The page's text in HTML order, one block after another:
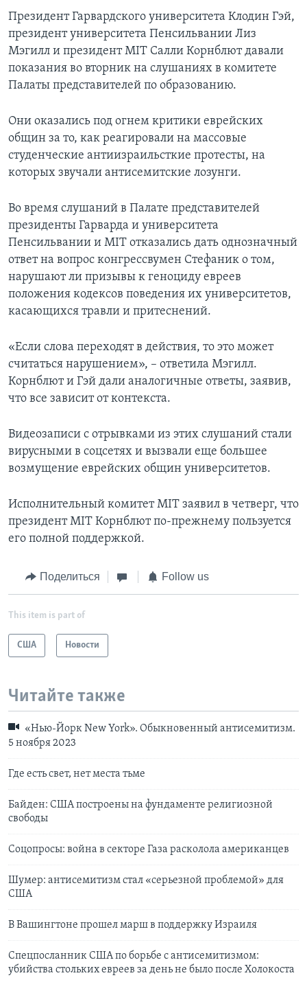
Президент Гарвардского университета Клодин Гэй,
президент университета Пенсильвании Лиз
Мэгилл и президент МIT Салли Корнблют давали
показания во вторник на слушаниях в комитете
Палаты представителей по образованию.
Они оказались под огнем критики еврейских
общин за то, как реагировали на массовые
студенческие антиизраильсткие протесты, на
которых звучали антисемитские лозунги.
Во время слушаний в Палате представителей
президенты Гарварда и университета
Пенсильвании и МIT отказались дать однозначный
ответ на вопрос конгрессвумен Стефаник о том,
нарушают ли призывы к геноциду евреев
положения кодексов поведения их университетов,
касающихся травли и притеснений.
«Если слова переходят в действия, то это может
считаться нарушением», – ответила Мэгилл.
Корнблют и Гэй дали аналогичные ответы, заявив,
что все зависит от контекста.
Видеозаписи с отрывками из этих слушаний стали
вирусными в соцсетях и вызвали еще большее
возмущение еврейских общин университетов.
Исполнительный комитет МIT заявил в четверг, что
президент МIT Корнблют по-прежнему пользуется
его полной поддержкой.
Поделиться Follow us
This item is part of
США Новости
Читайте также
«Нью-Йорк New York». Обыкновенный антисемитизм.
5 ноября 2023
Где есть свет, нет места тьме
Байден: США построены на фундаменте религиозной
свободы
Соцопросы: война в секторе Газа расколола американцев
Шумер: антисемитизм стал «серьезной проблемой» для
США
В Вашингтоне прошел марш в поддержку Израиля
Спецпосланник США по борьбе с антисемитизмом:
убийства стольких евреев за день не было после Холокоста